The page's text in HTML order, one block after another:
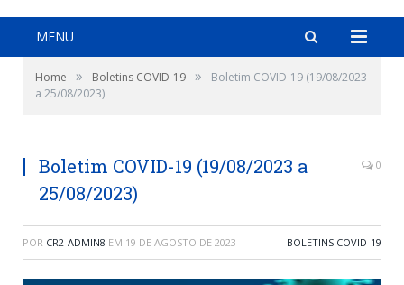
MENU
Home » Boletins COVID-19 »
Boletim COVID-19 (19/08/2023
a 25/08/2023)
Boletim COVID-19 (19/08/2023 a
25/08/2023)
0
POR CR2-ADMIN8 EM 19 DE AGOSTO DE 2023 BOLETINS COVID-19